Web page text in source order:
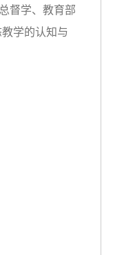
督学、教育部
学的认知与